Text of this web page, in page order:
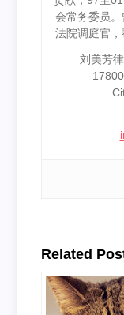
会常务委员
法院调庭官，
刘美芳
Related